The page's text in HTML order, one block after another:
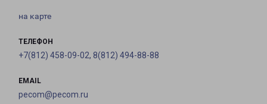
на карте
ТЕЛЕФОН
+7(812) 458-09-02, 8(812) 494-88-88
EMAIL
pecom@pecom.ru